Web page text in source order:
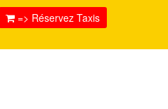
=> Réservez Taxis